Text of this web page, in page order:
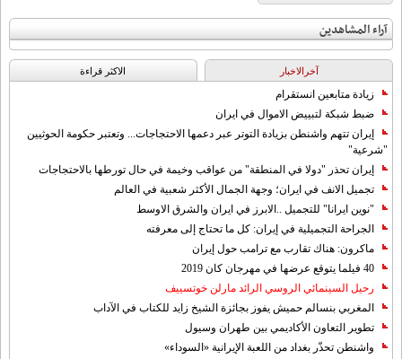
آراء المشاهدين
آخرالاخبار الاکثر قراءة
زيادة متابعين انستقرام
ضبط شبكة لتبييض الاموال في ايران
إيران تتهم واشنطن بزيادة التوتر عبر دعمها الاحتجاجات... وتعتبر حكومة الحوثيين
"شرعية"
إيران تحذر "دولا في المنطقة" من عواقب وخيمة في حال تورطها بالاحتجاجات
تجميل الانف في ايران؛ وجهة الجمال الأكثر شعبية في العالم
"نوين ايرانا" للتجميل ..الابرز في ايران والشرق الاوسط
الجراحة التجميلية في إيران: كل ما تحتاج إلى معرفته
ماكرون: هناك تقارب مع ترامب حول إيران
40 فيلما يتوقع عرضها في مهرجان كان 2019
رحيل السينمائي الروسي الرائد مارلن خوتسييف
المغربي بنسالم حميش يفوز بجائزة الشيخ زايد للكتاب في الآداب
تطوير التعاون الأكاديمي بين طهران وسيول
واشنطن تحذّر بغداد من اللعبة الإيرانية «السوداء»